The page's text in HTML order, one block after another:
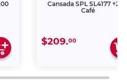
Cansada SPL SL4177
Café
$209.00